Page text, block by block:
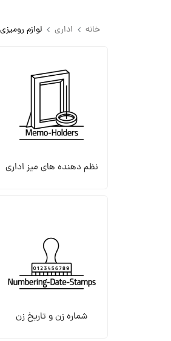
خانه اداری لوازم
نظم دهنده های میز اداری
شماره زن و تاریخ زن